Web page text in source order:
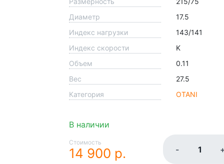
Диаметр
17.5
Индекс нагрузки
143/141
Индекс скорости
K
Объем
0.11
Вес
27.5
Категория
OTANI
В наличии
Стоимость
14 900 р. -